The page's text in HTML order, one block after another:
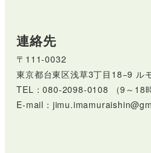
連絡先
〒111-0032
東京都台東区浅草3丁目18−9 ル
TEL：080-2098-0108 （9～18時
E-mail：